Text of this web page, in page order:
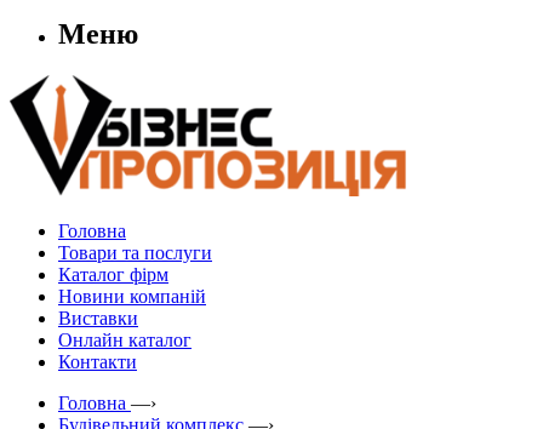
Меню
Головна
Товари та послуги
Каталог фірм
Новини компаній
Виставки
Онлайн каталог
Контакти
Головна —›
Будівельний комплекс —›